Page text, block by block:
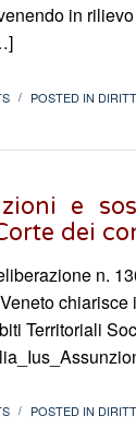
in
/ POSTED IN
e
dei
n.
Territoriali
/ POSTED IN